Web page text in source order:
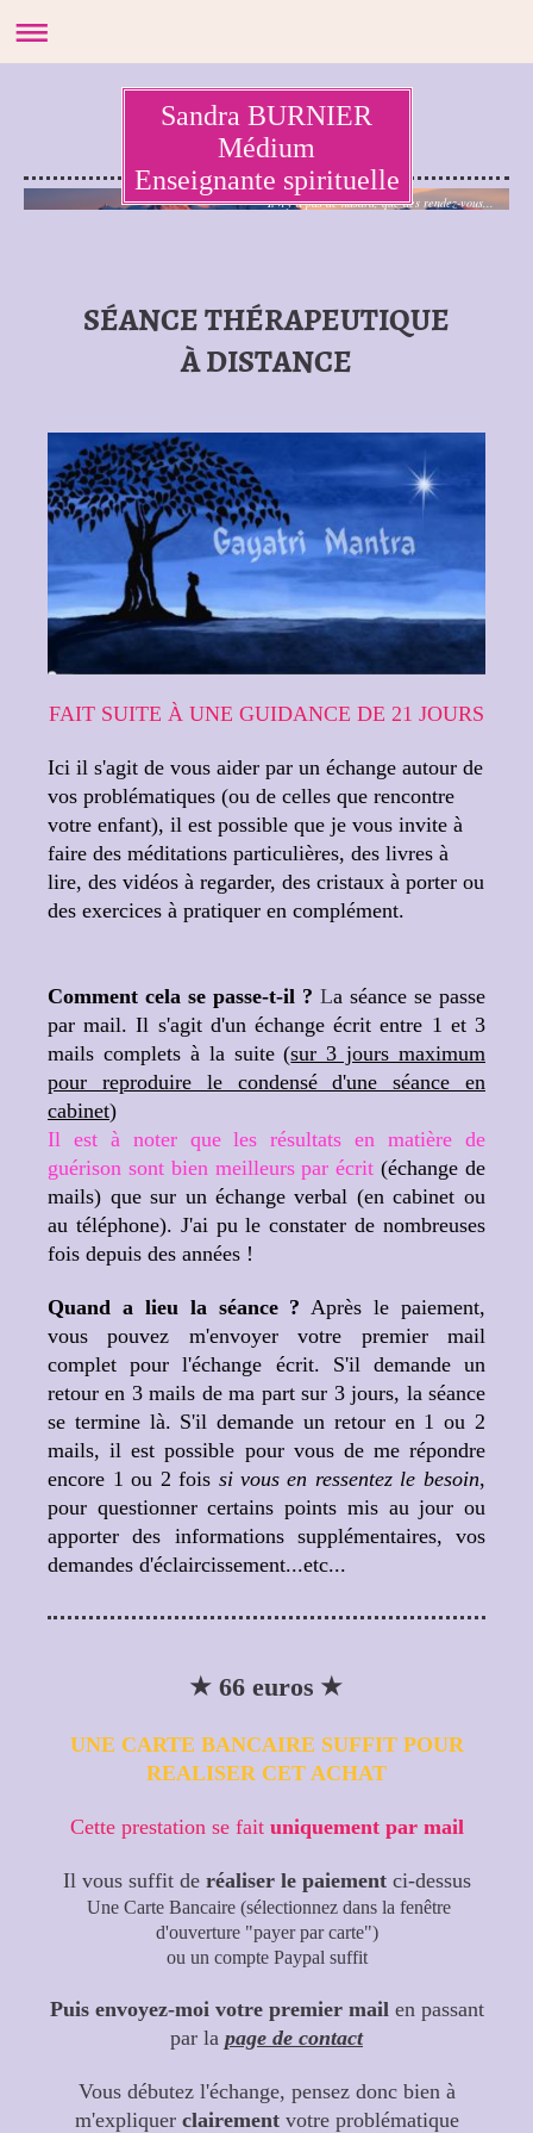
Sandra BURNIER
Médium
Enseignante spirituelle
Il n'y a pas de hasard, que des rendez-vous...
SÉANCE THÉRAPEUTIQUE
À DISTANCE
FAIT SUITE À UNE GUIDANCE DE 21 JOURS
Ici il s'agit de vous aider par un échange autour de
vos problématiques (ou de celles que rencontre
votre enfant), il est possible que je vous invite à
faire des méditations particulières, des livres à
lire, des vidéos à regarder, des cristaux à porter ou
des exercices à pratiquer en complément.
Comment cela se passe-t-il ? La séance se passe
par mail. Il s'agit d'un échange écrit entre 1 et 3
mails complets à la suite (sur 3 jours maximum
pour reproduire le condensé d'une séance en
cabinet)
Il est à noter que les résultats en matière de
guérison sont bien meilleurs par écrit (échange de
mails) que sur un échange verbal (en cabinet ou
au téléphone). J'ai pu le constater de nombreuses
fois depuis des années !
Quand a lieu la séance ? Après le paiement,
vous pouvez m'envoyer votre premier mail
complet pour l'échange écrit. S'il demande un
retour en 3 mails de ma part sur 3 jours, la séance
se termine là. S'il demande un retour en 1 ou 2
mails, il est possible pour vous de me répondre
encore 1 ou 2 fois si vous en ressentez le besoin,
pour questionner certains points mis au jour ou
apporter des informations supplémentaires, vos
demandes d'éclaircissement...etc...
★ 66 euros ★
UNE CARTE BANCAIRE SUFFIT POUR
REALISER CET ACHAT
Cette prestation se fait uniquement par mail
Il vous suffit de réaliser le paiementci-dessus
Une Carte Bancaire (sélectionnez dans la fenêtre
d'ouverture "payer par carte")
ou un compte Paypal suffit
Puis envoyez-moi votre premier mail en passant
par la page de contact
Vous débutez l'échange, pensez donc bien à
m'expliquer clairementvotre problématique